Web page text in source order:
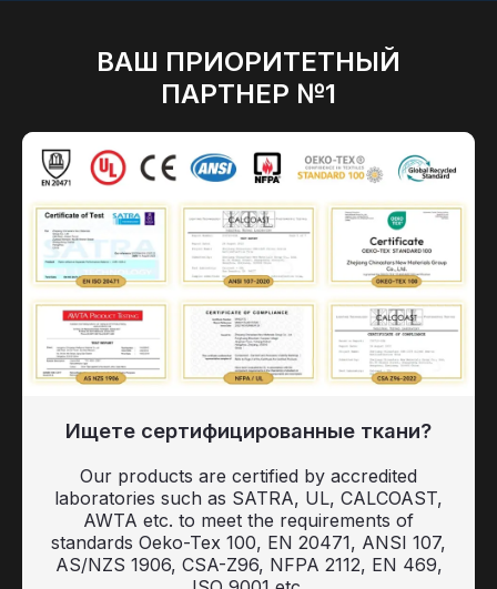
ВАШ ПРИОРИТЕТНЫЙ
ПАРТНЕР №1
Ищете сертифицированные ткани?
Our products are certified by accredited
laboratories such as SATRA, UL, CALCOAST,
AWTA etc. to meet the requirements of
standards Oeko-Tex 100, EN 20471, ANSI 107,
AS/NZS 1906, CSA-Z96, NFPA 2112, EN 469,